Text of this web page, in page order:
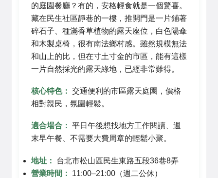
的庭園餐廳？有的，安格輕食就是一個驚喜。
藏在民生社區靜巷的一樓，推開門是一片鋪著
碎石子、種滿香草植物的露天座位，白色陽傘
和木製桌椅，很有南法鄉村感。雖然規模無法
和山上的比，但在寸土寸金的市區，能有這樣
一片自然採光的露天綠地，已經非常難得。
核心特色： 交通便利的市區露天庭園，價格
相對親民，氛圍輕鬆。
適合場合： 平日午後想找地方工作閱讀、週
末早午餐、不需要大費周章的輕鬆小聚。
地址：
台北市松山區民生東路五段36巷8弄
營業時間：
11:00–21:00（週二公休）